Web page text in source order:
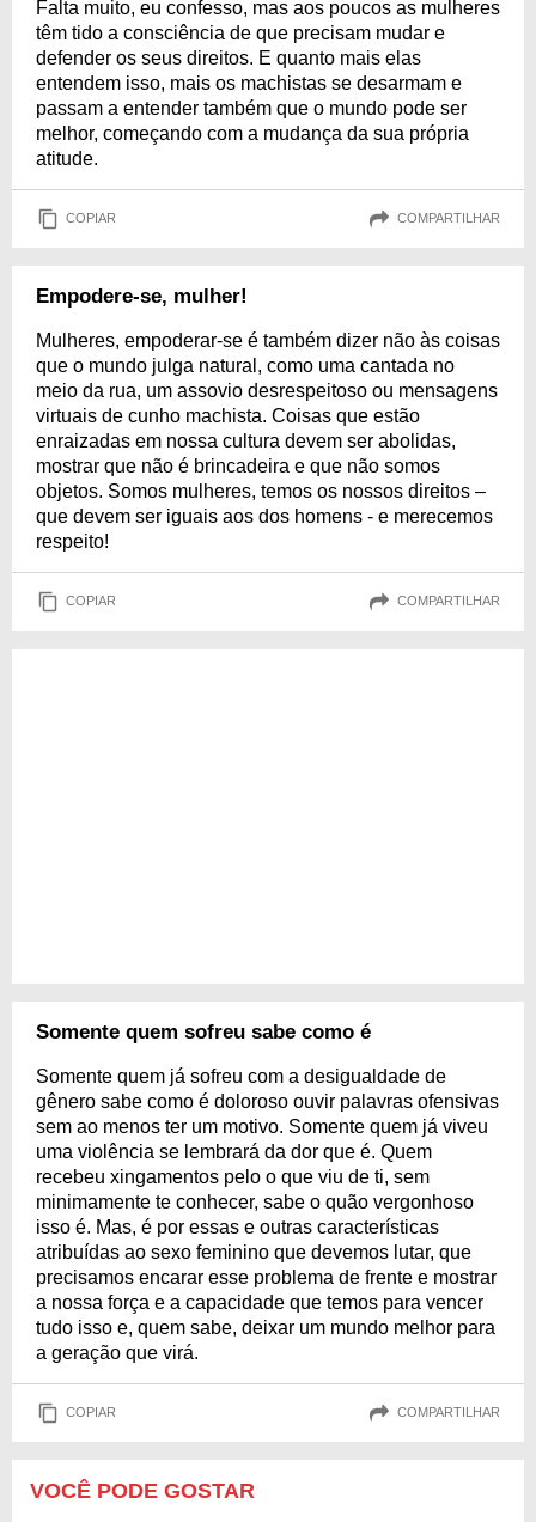
Falta muito, eu confesso, mas aos poucos as mulheres
têm tido a consciência de que precisam mudar e
defender os seus direitos. E quanto mais elas
entendem isso, mais os machistas se desarmam e
passam a entender também que o mundo pode ser
melhor, começando com a mudança da sua própria
atitude.
COPIAR COMPARTILHAR
Empodere-se, mulher!
Mulheres, empoderar-se é também dizer não às coisas
que o mundo julga natural, como uma cantada no
meio da rua, um assovio desrespeitoso ou mensagens
virtuais de cunho machista. Coisas que estão
enraizadas em nossa cultura devem ser abolidas,
mostrar que não é brincadeira e que não somos
objetos. Somos mulheres, temos os nossos direitos –
que devem ser iguais aos dos homens - e merecemos
respeito!
COPIAR COMPARTILHAR
Somente quem sofreu sabe como é
Somente quem já sofreu com a desigualdade de
gênero sabe como é doloroso ouvir palavras ofensivas
sem ao menos ter um motivo. Somente quem já viveu
uma violência se lembrará da dor que é. Quem
recebeu xingamentos pelo o que viu de ti, sem
minimamente te conhecer, sabe o quão vergonhoso
isso é. Mas, é por essas e outras características
atribuídas ao sexo feminino que devemos lutar, que
precisamos encarar esse problema de frente e mostrar
a nossa força e a capacidade que temos para vencer
tudo isso e, quem sabe, deixar um mundo melhor para
a geração que virá.
COPIAR COMPARTILHAR
VOCÊ PODE GOSTAR